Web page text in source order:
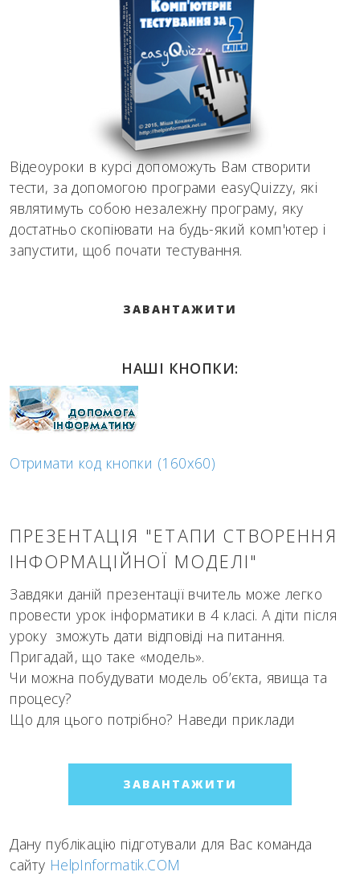
Відеоуроки в курсі допоможуть Вам створити
тести, за допомогою програми easyQuizzy, які
являтимуть собою незалежну програму, яку
достатньо скопіювати на будь-який комп'ютер і
запустити, щоб почати тестування.
ЗАВАНТАЖИТИ
НАШІ КНОПКИ:
Отримати код кнопки (160x60)
ПРЕЗЕНТАЦІЯ "ЕТАПИ СТВОРЕННЯ
ІНФОРМАЦІЙНОЇ МОДЕЛІ"
Завдяки даній презентації вчитель може легко
провести урок інформатики в 4 класі. А діти після
уроку зможуть дати відповіді на питання.
Пригадай, що таке «модель».
Чи можна побудувати модель об’єкта, явища та
процесу?
Що для цього потрібно? Наведи приклади
ЗАВАНТАЖИТИ
Дану публікацію підготували для Вас команда
сайту HelpInformatik.COM